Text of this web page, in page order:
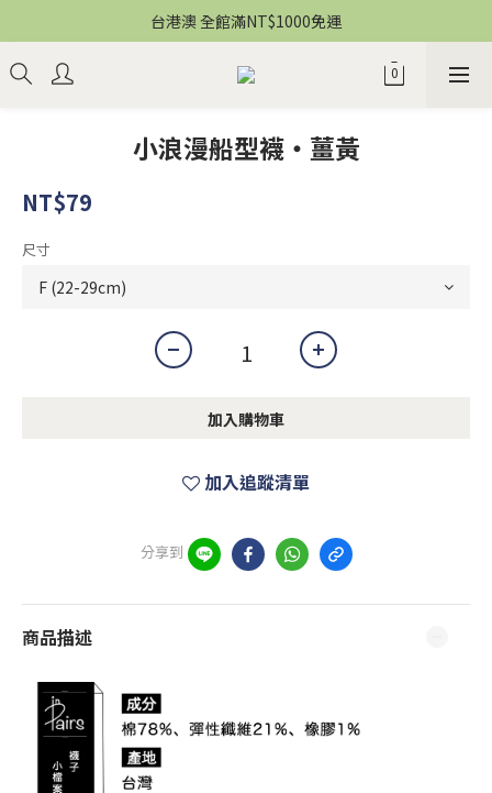
台港澳 全館滿NT$1000免運
小浪漫船型襪・薑黃
NT$79
尺寸
加入購物車
加入追蹤清單
分享到
商品描述